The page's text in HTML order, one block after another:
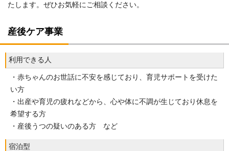
たします。ぜひお気軽にご相談ください。
産後ケア事業
利用できる人
・赤ちゃんのお世話に不安を感じており、育児サポートを受けた
い方
・出産や育児の疲れなどから、心や体に不調が生じており休息を
希望する方
・産後うつの疑いのある方 など
宿泊型